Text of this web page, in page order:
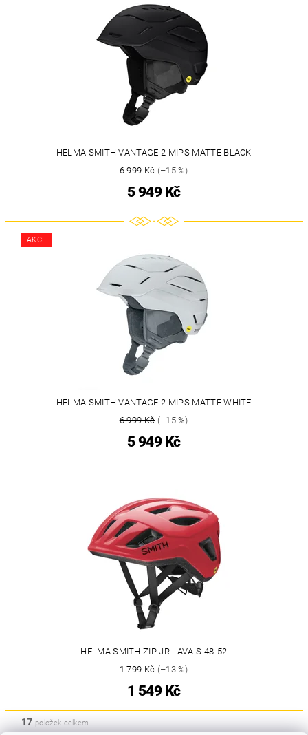
HELMA SMITH VANTAGE 2 MIPS MATTE BLACK
6 999 Kč(–15 %)
5 949 Kč
AKCE
HELMA SMITH VANTAGE 2 MIPS MATTE WHITE
6 999 Kč(–15 %)
5 949 Kč
HELMA SMITH ZIP JR LAVA S 48-52
1 799 Kč(–13 %)
1 549 Kč
17 položek celkem